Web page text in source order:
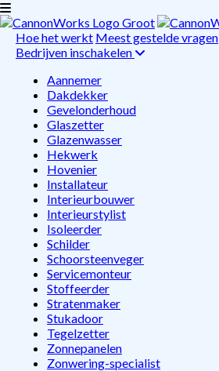
Hoe het werkt Meest gestelde vragen
Bedrijven inschakelen
Aannemer
Dakdekker
Gevelonderhoud
Glaszetter
Glazenwasser
Hekwerk
Hovenier
Installateur
Interieurbouwer
Interieurstylist
Isoleerder
Schilder
Schoorsteenveger
Servicemonteur
Stoffeerder
Stratenmaker
Stukadoor
Tegelzetter
Zonnepanelen
Zonwering-specialist